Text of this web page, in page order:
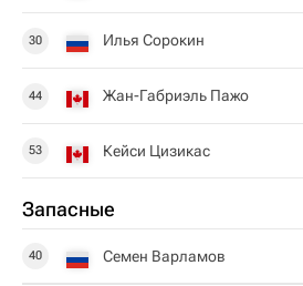
30 Илья Сорокин
44 Жан-Габриэль Пажо
53 Кейси Цизикас
Запасные
40 Семен Варламов